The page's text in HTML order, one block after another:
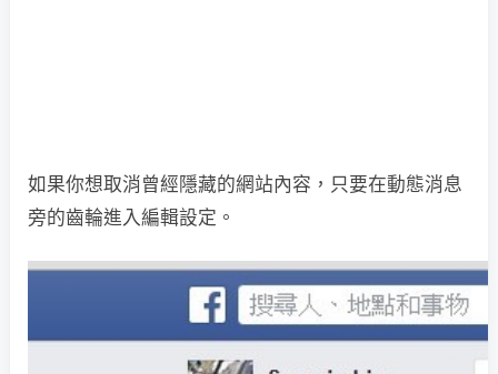
如果你想取消曾經隱藏的網站內容，只要在動態消息
旁的齒輪進入編輯設定。